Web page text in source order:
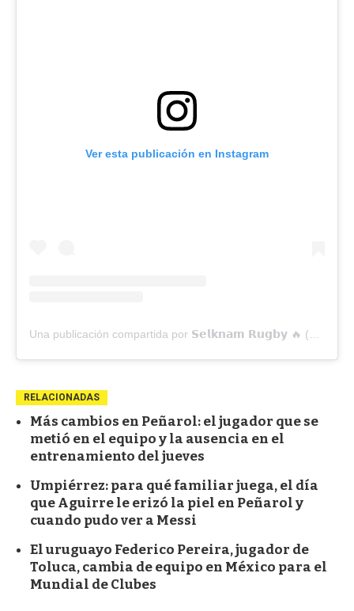
Ver esta publicación en Instagram
RELACIONADAS
Más cambios en Peñarol: el jugador que se
metió en el equipo y la ausencia en el
entrenamiento del jueves
Umpiérrez: para qué familiar juega, el día
que Aguirre le erizó la piel en Peñarol y
cuando pudo ver a Messi
El uruguayo Federico Pereira, jugador de
Toluca, cambia de equipo en México para el
Mundial de Clubes